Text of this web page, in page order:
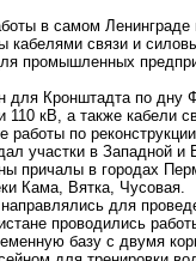
в самом
кабелями связи и
промышленных
для Кронштадта по
110 кВ, а также кабели
работы по
участки в Западной
причалы в городах
Кама, Вятка, Чусовая.
для
проводились
базу с двумя